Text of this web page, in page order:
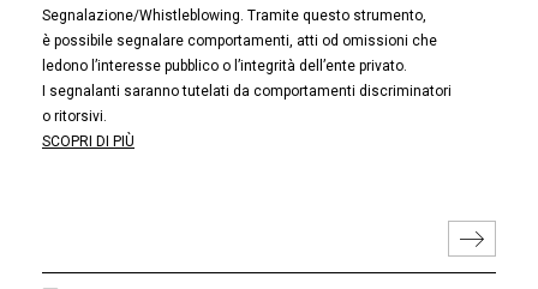
Segnalazione/Whistleblowing. Tramite questo strumento,
è possibile segnalare comportamenti, atti od omissioni che
ledono l’interesse pubblico o l’integrità dell’ente privato.
I segnalanti saranno tutelati da comportamenti discriminatori
o ritorsivi.
SCOPRI DI PIÙ